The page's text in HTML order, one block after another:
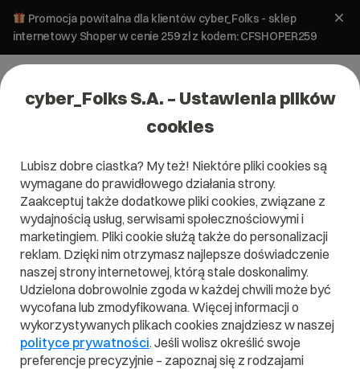
Promocja powitalna dla klientów cyber_Folks - sklep
internetowy Shoper w cenie 259 zł z kodem: CFSHOPER259
>Kategoria pomocy dla:
Umowy
Chcesz dowiedzieć się, jak zawszeć umowę RODO? Czytaj
poradniki stworzone przez specjalistów cyber_Folks i zyskaj
niezbędną wiedzę!
Jak zawrzeć umowę RODO?
cyber_Folks S.A. – Ustawienia plików
cookies
Lubisz dobre ciastka? My też! Niektóre pliki cookies są
wymagane do prawidłowego działania strony.
Zaakceptuj także dodatkowe pliki cookies, związane z
wydajnością usług, serwisami społecznościowymi i
marketingiem. Pliki cookie służą także do personalizacji
reklam. Dzięki nim otrzymasz najlepsze doświadczenie
naszej strony internetowej, którą stale doskonalimy.
Udzielona dobrowolnie zgoda w każdej chwili może być
wycofana lub zmodyfikowana. Więcej informacji o
wykorzystywanych plikach cookies znajdziesz w naszej
polityce prywatności. Jeśli wolisz określić swoje
preferencje precyzyjnie – zapoznaj się z rodzajami